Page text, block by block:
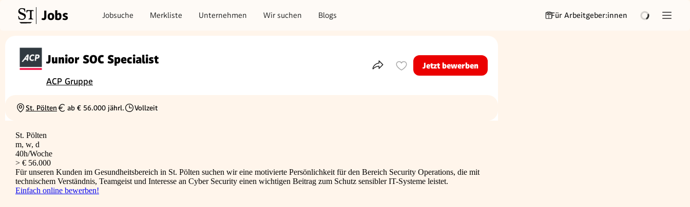
Jobs Jobsuche Merkliste Unternehmen Wir suchen Blogs Für Arbeitgeber:innen
Junior SOC Specialist
ACP Gruppe
Teile dieses InseratJetzt bewerben
Ortschaft
St. Pölten
Gehalt
ab € 56.000 jährl.
Beschäftigungsart
Vollzeit
St. Pölten
m, w, d
40h/Woche
> € 56.000
Für unseren Kunden im Gesundheitsbereich in St. Pölten suchen wir eine motivierte Persönlichkeit für den Bereich Security Operations, die mit
technischem Verständnis, Teamgeist und Interesse an Cyber Security einen wichtigen Beitrag zum Schutz sensibler IT-Systeme leistet.
Einfach online bewerben!